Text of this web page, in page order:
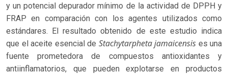
y un potencial depurador mínimo de la actividad de DPPH y
FRAP en comparación con los agentes utilizados como
estándares. El resultado obtenido de este estudio indica
que el aceite esencial de Stachytarpheta jamaicensis es una
fuente prometedora de compuestos antioxidantes y
antiinflamatorios, que pueden explotarse en productos